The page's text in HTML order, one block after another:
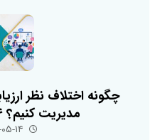
چگونه اختلاف نظر
مدیریت کنیم؟ ۴ تکنیک مؤثر